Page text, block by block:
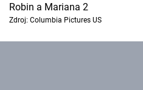
Robin a Mariana 2
Zdroj: Columbia Pictures US